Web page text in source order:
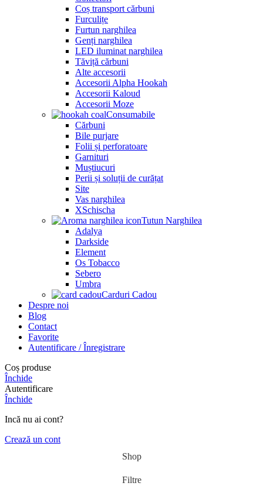
Coș transport cărbuni
Furculițe
Furtun narghilea
Genți narghilea
LED iluminat narghilea
Tăviță cărbuni
Alte accesorii
Accesorii Alpha Hookah
Accesorii Kaloud
Accesorii Moze
Consumabile
Cărbuni
Bile purjare
Folii și perforatoare
Garnituri
Muștiucuri
Perii și soluții de curățat
Site
Vas narghilea
XSchischa
Tutun Narghilea
Adalya
Darkside
Element
Os Tobacco
Sebero
Umbra
Carduri Cadou
Despre noi
Blog
Contact
Favorite
Autentificare / Înregistrare
Coș produse
Închide
Autentificare
Închide
Incă nu ai cont?
Crează un cont
Shop
Filtre